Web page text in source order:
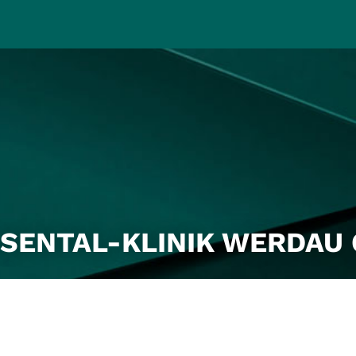
KLINIK WERDAU